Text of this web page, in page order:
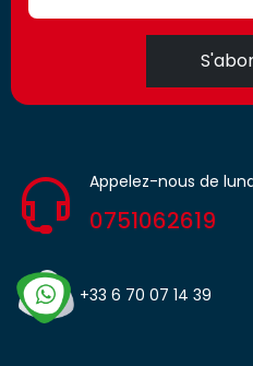
Appelez-nous de
0751062619
+33 6 70 07 14 39